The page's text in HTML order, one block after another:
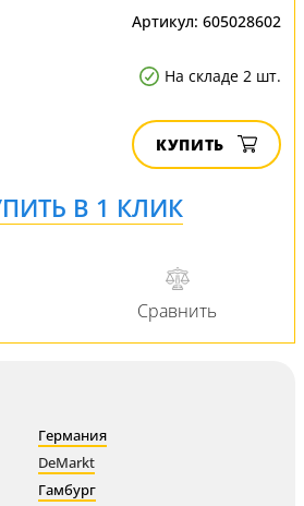
Артикул: 605028602
На складе 2 шт.
КУПИТЬ
Германия
DeMarkt
Гамбург